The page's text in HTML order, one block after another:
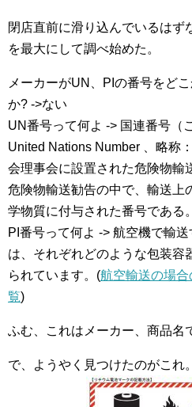
閉店直前に滑り込んでいるはず
を最大にして調べ始めた。
メーカーがUN、PIの番号をど
か? ->ない
UN番号って何よ -> 国連番号（
United Nations Number 、略称
会理事会に設置された危険物輸
危険物輸送勧告の中で、輸送上
学物質に付与された番号である
PI番号って何よ -> 航空機で輸
は、それぞれどのような包装容
られています。(航空輸送の場
覧)
ふむ、これはメーカー、商品名
で、ようやく見つけたのがこれ。